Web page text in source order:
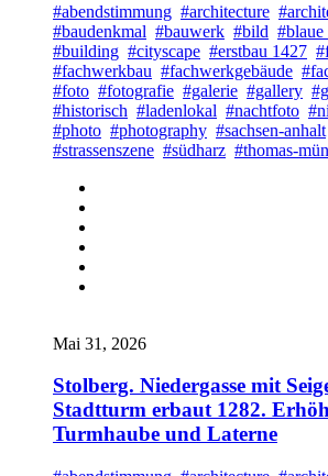
#abendstimmung #architecture
#baudenkmal #bauwerk #bild #blaue
#building #cityscape #erstbau 1427
#fachwerkbau #fachwerkgebäude
#foto #fotografie #galerie #gallery
#historisch #ladenlokal #nachtfoto
#photo #photography #sachsen-anhalt
#strassenszene #südharz #thomas-
Mai 31, 2026
Stolberg. Niedergasse mit
Stadtturm erbaut 1282.
Turmhaube und Laterne